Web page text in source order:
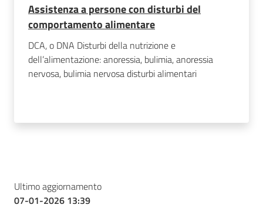
Assistenza a persone con disturbi del
comportamento alimentare
DCA, o DNA Disturbi della nutrizione e
dell’alimentazione: anoressia, bulimia, anoressia
nervosa, bulimia nervosa disturbi alimentari
Ultimo aggiornamento
07-01-2026 13:39